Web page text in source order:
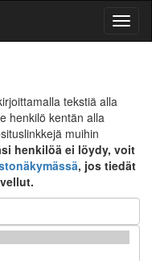
tekstiä alla
henkilö kentän alla
muihin
henkilöä ei löydy, voit
, jos tiedät